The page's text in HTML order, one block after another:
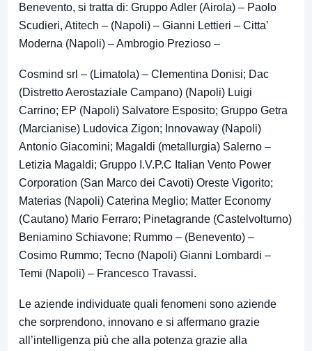
Benevento, si tratta di: Gruppo Adler (Airola) – Paolo
Scudieri, Atitech – (Napoli) – Gianni Lettieri – Citta’
Moderna (Napoli) – Ambrogio Prezioso –
Cosmind srl – (Limatola) – Clementina Donisi; Dac
(Distretto Aerostaziale Campano) (Napoli) Luigi
Carrino; EP (Napoli) Salvatore Esposito; Gruppo Getra
(Marcianise) Ludovica Zigon; Innovaway (Napoli)
Antonio Giacomini; Magaldi (metallurgia) Salerno –
Letizia Magaldi; Gruppo I.V.P.C Italian Vento Power
Corporation (San Marco dei Cavoti) Oreste Vigorito;
Materias (Napoli) Caterina Meglio; Matter Economy
(Cautano) Mario Ferraro; Pinetagrande (Castelvolturno)
Beniamino Schiavone; Rummo – (Benevento) –
Cosimo Rummo; Tecno (Napoli) Gianni Lombardi –
Temi (Napoli) – Francesco Travassi.
Le aziende individuate quali fenomeni sono aziende
che sorprendono, innovano e si affermano grazie
all’intelligenza più che alla potenza grazie alla